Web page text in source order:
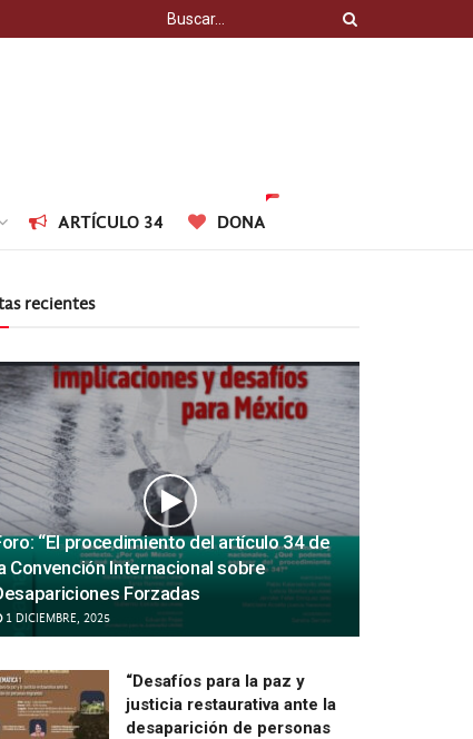
ARTÍCULO 34 DONA
recientes
“El procedimiento del artículo 34 de
Convención Internacional sobre
Forzadas
1 DICIEMBRE, 2025
“Desafíos para la paz y
justicia restaurativa ante la
desaparición de personas